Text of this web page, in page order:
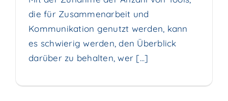
die für Zusammenarbeit und
Kommunikation genutzt werden, kann
es schwierig werden, den Überblick
darüber zu behalten, wer [...]